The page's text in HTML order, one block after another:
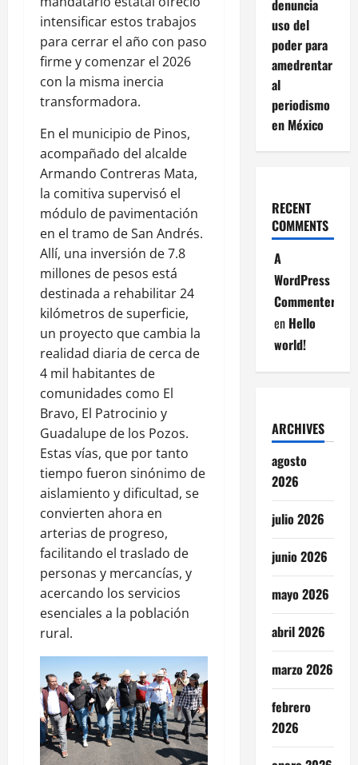
intensificar estos trabajos
para cerrar el año con paso
firme y comenzar el 2026
con la misma inercia
transformadora.
En el municipio de Pinos,
acompañado del alcalde
Armando Contreras Mata,
la comitiva supervisó el
módulo de pavimentación
en el tramo de San Andrés.
Allí, una inversión de 7.8
millones de pesos está
destinada a rehabilitar 24
kilómetros de superficie,
un proyecto que cambia la
realidad diaria de cerca de
4 mil habitantes de
comunidades como El
Bravo, El Patrocinio y
Guadalupe de los Pozos.
Estas vías, que por tanto
tiempo fueron sinónimo de
aislamiento y dificultad, se
convierten ahora en
arterias de progreso,
facilitando el traslado de
personas y mercancías, y
acercando los servicios
esenciales a la población
rural.
denuncia
uso del
poder para
amedrentar
al
periodismo
en México
RECENT
COMMENTS
A
WordPress
Commenter
en Hello
world!
ARCHIVES
agosto
2026
julio 2026
junio 2026
mayo 2026
abril 2026
marzo 2026
febrero
2026